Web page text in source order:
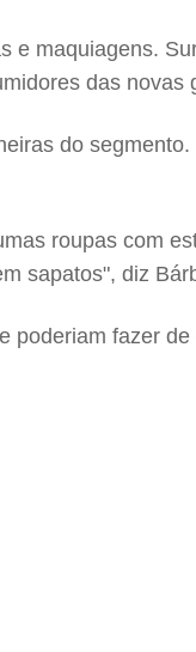
e maquiagens.
das novas
do
roupas com
sapatos", diz
fazer